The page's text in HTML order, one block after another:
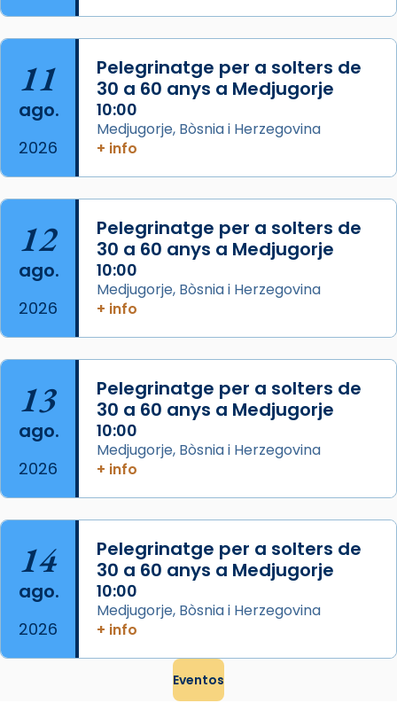
2 weeks ago
Jaume, fill de Zebedeu, és juntament amb el
seu germà Joan i Pere un dels que
acompanyava més de prop Jesús.
Segons el llibre dels Fets (12,2) fou el primer
apòstol màrtir, decapitat a Jerusalem per
Herodes Agripa (vers l'any 44).
Patró de Galícia, després de les invasions
musulmanes fou venerat com a patró dels
Regnes castellans i més tard de tota
Espanya.
Foto
View on Facebook ·
11
ago.
2026
Pelegrinatge per a solters de
30 a 60 anys a Medjugorje
10:00
Medjugorje, Bòsnia i Herzegovina
+ info
12
ago.
2026
Pelegrinatge per a solters de
30 a 60 anys a Medjugorje
10:00
Medjugorje, Bòsnia i Herzegovina
+ info
13
ago.
2026
Pelegrinatge per a solters de
30 a 60 anys a Medjugorje
10:00
Medjugorje, Bòsnia i Herzegovina
+ info
14
ago.
2026
Pelegrinatge per a solters de
30 a 60 anys a Medjugorje
10:00
Medjugorje, Bòsnia i Herzegovina
+ info
Eventos